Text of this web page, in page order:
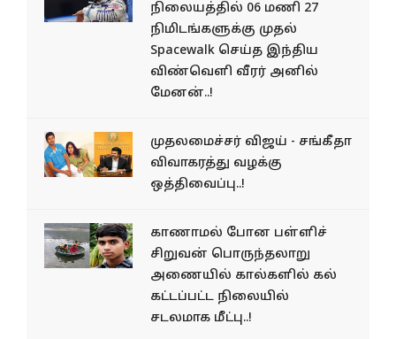
நிலையத்தில் 06 மணி 27
நிமிடங்களுக்கு முதல்
Spacewalk செய்த இந்திய
விண்வெளி வீரர் அனில்
மேனன்..!
முதலமைச்சர் விஜய் - சங்கீதா
விவாகரத்து வழக்கு
ஒத்திவைப்பு..!
காணாமல் போன பள்ளிச்
சிறுவன் பொருந்தலாறு
அணையில் கால்களில் கல்
கட்டப்பட்ட நிலையில்
சடலமாக மீட்பு..!